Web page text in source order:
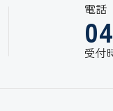
電話
受付